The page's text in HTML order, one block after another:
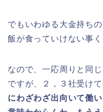
でもいわゆる大金持ち
飯が食っていけない事
なので、一応周りと同
ですが、２，３社受けて
にわざわざ出向いて働